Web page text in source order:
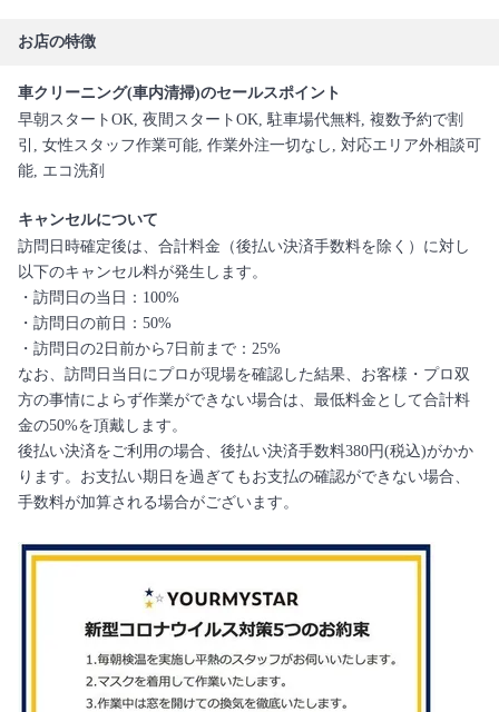
お店の特徴
車クリーニング(車内清掃)のセールスポイント
早朝スタートOK, 夜間スタートOK, 駐車場代無料, 複数予約で割
引, 女性スタッフ作業可能, 作業外注一切なし, 対応エリア外相談可
能, エコ洗剤
キャンセルについて
訪問日時確定後は、合計料金（後払い決済手数料を除く）に対し
以下のキャンセル料が発生します。
・訪問日の当日：100%
・訪問日の前日：50%
・訪問日の2日前から7日前まで：25%
なお、訪問日当日にプロが現場を確認した結果、お客様・プロ双
方の事情によらず作業ができない場合は、最低料金として合計料
金の50%を頂戴します。
後払い決済をご利用の場合、後払い決済手数料380円(税込)がかか
ります。お支払い期日を過ぎてもお支払の確認ができない場合、
手数料が加算される場合がございます。